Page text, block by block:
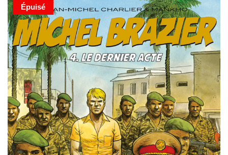
Épuisé